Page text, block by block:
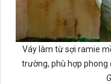
Váy làm từ sợi ramie
trường, phù hợp phong